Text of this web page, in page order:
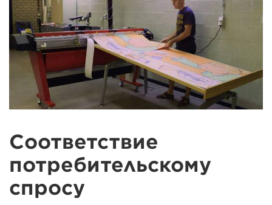
Соответствие
потребительскому
спросу